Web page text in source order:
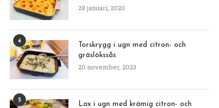
28 januari, 2020
4
Torskrygg i ugn med citron- och
gräslökssås
20 november, 2023
5
Lax i ugn med krämig citron- och